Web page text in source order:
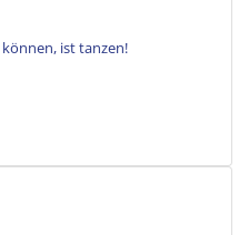
ist tanzen!